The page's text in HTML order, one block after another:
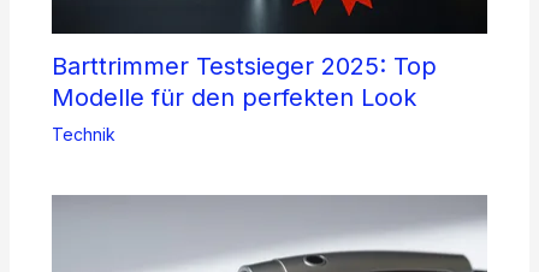
Barttrimmer Testsieger 2025: Top
Modelle für den perfekten Look
Technik